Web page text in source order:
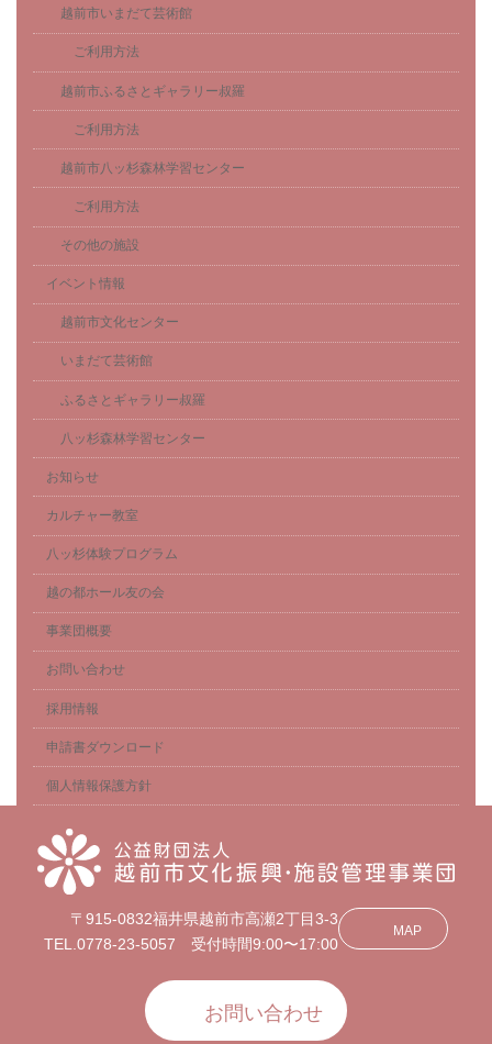
越前市いまだて芸術館
ご利用方法
越前市ふるさとギャラリー叔羅
ご利用方法
越前市八ッ杉森林学習センター
ご利用方法
その他の施設
イベント情報
越前市文化センター
いまだて芸術館
ふるさとギャラリー叔羅
八ッ杉森林学習センター
お知らせ
カルチャー教室
八ッ杉体験プログラム
越の都ホール友の会
事業団概要
お問い合わせ
採用情報
申請書ダウンロード
個人情報保護方針
〒915-0832福井県越前市高瀬2丁目3-3
TEL.0778-23-5057 受付時間9:00〜17:00
MAP
お問い合わせ